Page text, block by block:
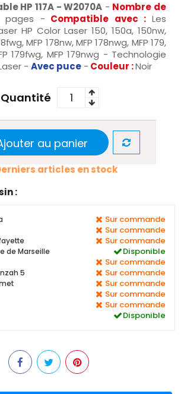
HP 117A - W2070A - Nombre de
pages - Compatible avec : Les
HP Color Laser 150, 150a, 150nw,
MFP 178nw, MFP 178nwg, MFP 179,
179fwg, MFP 179nwg - Technologie
- Avec puce - Couleur :Noir
Quantité
au panier
articles en stock
:
Sur commande
Sur commande
Sur commande
de Marseille Disponible
Sur commande
5 Sur commande
Sur commande
Sur commande
Sur commande
Disponible